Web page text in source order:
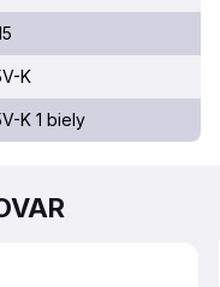
K
K 1 biely